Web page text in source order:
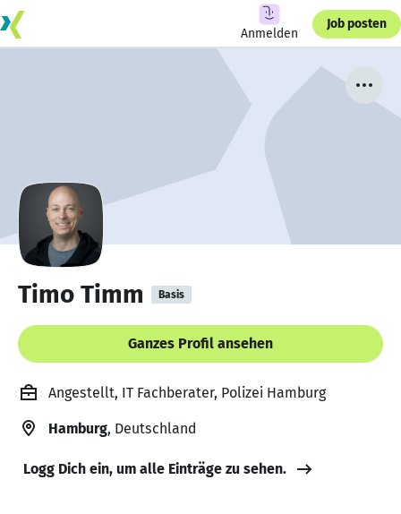
Anmelden
Job posten
Timo Timm Basis
Ganzes Profil ansehen
Angestellt, IT Fachberater, Polizei Hamburg
Hamburg, Deutschland
Logg Dich ein, um alle Einträge zu sehen.